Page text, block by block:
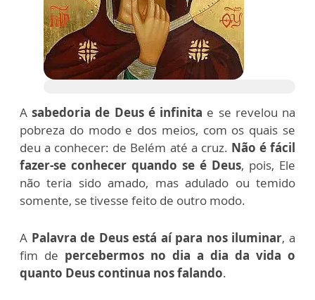
Asabedoria de Deus é infinita e se revelou na
pobreza do modo e dos meios, com os quais se
deu a conhecer: de Belém até a cruz. Não é fácil
fazer-se conhecer quando se é Deus, pois, Ele
não teria sido amado, mas adulado ou temido
somente, se tivesse feito de outro modo.
A Palavra de Deus está aí para nos iluminar, a
fim de percebermos no dia a dia da vida o
quanto Deus continua nos falando.